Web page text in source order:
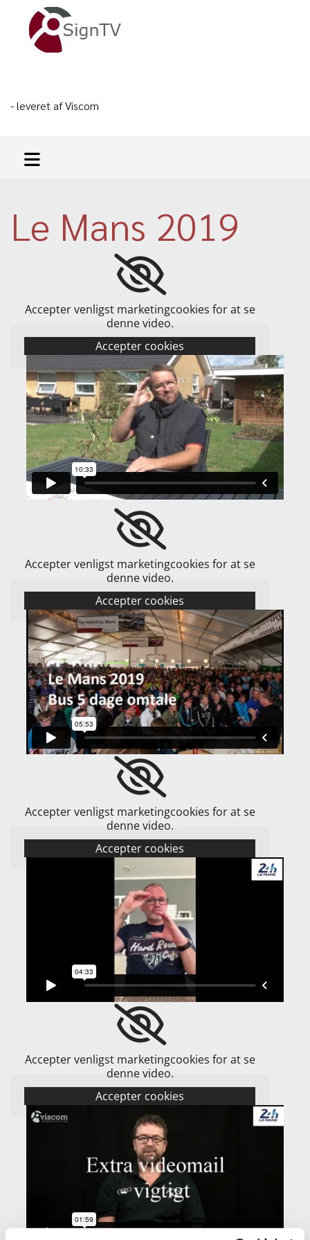
- leveret af Viscom
Le Mans 2019
Accepter venligst marketingcookies for at se
denne video.
Accepter cookies
Accepter venligst marketingcookies for at se
denne video.
Accepter cookies
Accepter venligst marketingcookies for at se
denne video.
Accepter cookies
Accepter venligst marketingcookies for at se
denne video.
Accepter cookies